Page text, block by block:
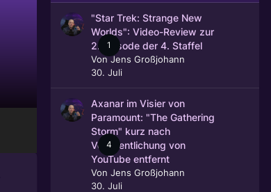
1
"Star Trek: Strange New
Worlds": Video-Review zur
2. Episode der 4. Staffel
VonJens Großjohann
30. Juli
4
Axanar im Visier von
Paramount: "The Gathering
Storm" kurz nach
Veröffentlichung von
YouTube entfernt
Von Jens Großjohann
30. Juli